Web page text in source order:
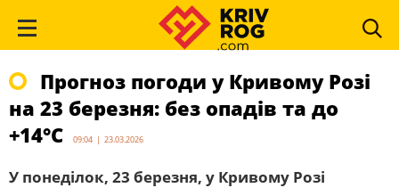
Прогноз погоди у Кривому Розі
на 23 березня: без опадів та до
+14°С
09:04 | 23.03.2026
У понеділок, 23 березня, у Кривому Розі